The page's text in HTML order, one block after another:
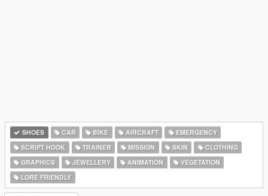
SHOES CAR BIKE AIRCRAFT
EMERGENCY
SCRIPT HOOK
TRAINER MISSION SKIN
CLOTHING
GRAPHICS
JEWELLERY ANIMATION
VEGETATION
LORE FRIENDLY